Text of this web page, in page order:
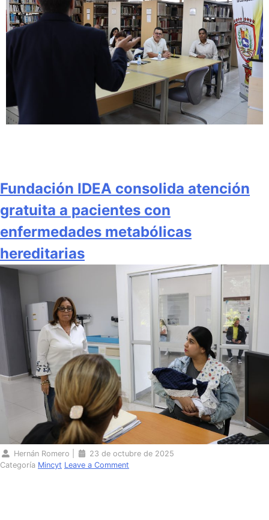
Fundación IDEA consolida atención
gratuita a pacientes con
enfermedades metabólicas
hereditarias
Hernán Romero
23 de octubre de 2025
Categoría Mincyt Leave a Comment